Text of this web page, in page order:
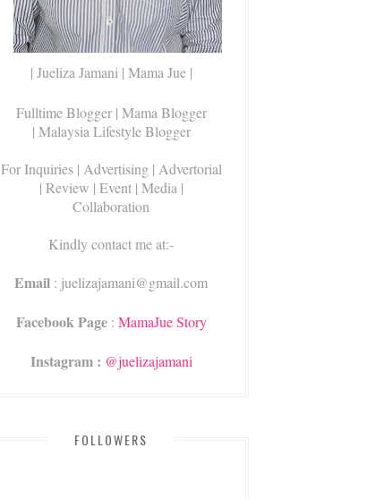
| Jueliza Jamani | Mama Jue |
Fulltime Blogger | Mama Blogger
| Malaysia Lifestyle Blogger
For Inquiries | Advertising | Advertorial
| Review | Event | Media |
Collaboration
Kindly contact me at:-
Email : juelizajamani@gmail.com
Facebook Page: MamaJue Story
Instagram : @juelizajamani
FOLLOWERS